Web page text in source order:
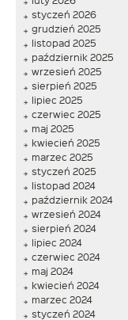
styczeń 2026
grudzień 2025
listopad 2025
październik 2025
wrzesień 2025
sierpień 2025
lipiec 2025
czerwiec 2025
maj 2025
kwiecień 2025
marzec 2025
styczeń 2025
listopad 2024
październik 2024
wrzesień 2024
sierpień 2024
lipiec 2024
czerwiec 2024
maj 2024
kwiecień 2024
marzec 2024
styczeń 2024